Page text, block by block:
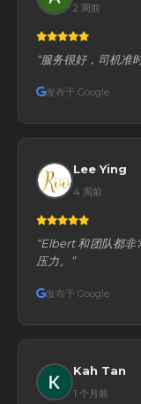
2 周前
“服务很好，司机准
发布于 Google
Lee Ying
4 周前
“Elbert 和团队都
压力。”
发布于 Google
Kah Tan
1 个月前